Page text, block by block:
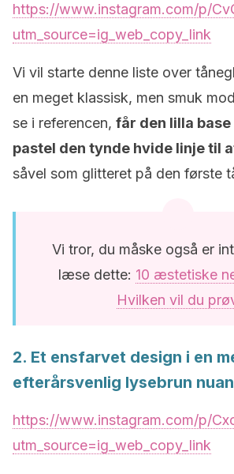
https://www.instagram.com/p/
utm_source=ig_web_copy_link
Vi vil starte denne liste over
en meget klassisk, men smuk
se i referencen, får den lilla
pastel den tynde hvide linje til
såvel som glitteret på den første
Vi tror, du måske også er
læse dette: 10 æstetiske
Hvilken vil du
2. Et ensfarvet design i en
efterårsvenlig lysebrun
https://www.instagram.com/p/
utm_source=ig_web_copy_link